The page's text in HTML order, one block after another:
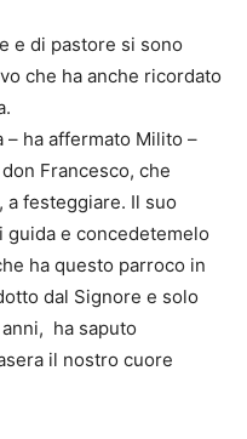
e di pastore si sono
che ha anche ricordato
– ha affermato Milito –
Francesco, che
a festeggiare. Il suo
guida e concedetemelo
ha questo parroco in
dal Signore e solo
ha saputo
il nostro cuore